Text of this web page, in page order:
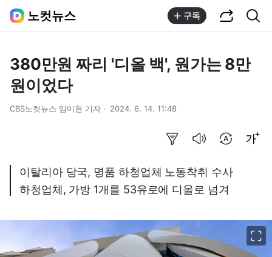
노컷뉴스 구독
380만원 짜리 '디올 백', 원가는 8만
원이었다
CBS노컷뉴스 임미현 기자 2024. 6. 14. 11:48
이탈리아 당국, 명품 하청업체 노동착취 수사
하청업체, 가방 1개를 53유로에 디올로 넘겨